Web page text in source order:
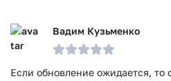
Вадим Кузьменко
Если обновление ожидается, то